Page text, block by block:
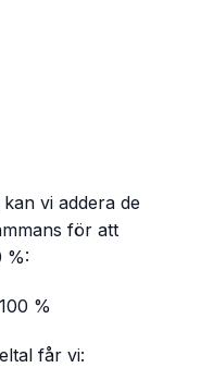
vi addera de
för att
%:
%
får vi: